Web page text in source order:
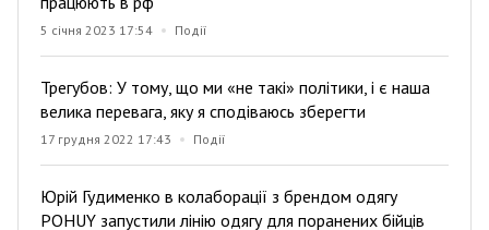
5 січня 2023 17:54 Події
Трегубов: У тому, що ми «не такі» політики, і є наша
велика перевага, яку я сподіваюсь зберегти
17 грудня 2022 17:43 Події
Юрій Гудименко в колаборації з брендом одягу
POHUY запустили лінію одягу для поранених бійців